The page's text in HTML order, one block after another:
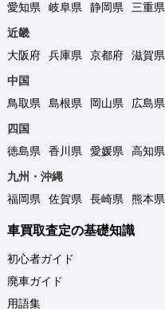
愛知県
岐阜県 静岡県
三重県
近畿
大阪府
兵庫県 京都府 滋賀県
中国
鳥取県
島根県 岡山県 広島県
四国
徳島県
香川県 愛媛県
高知県
九州・沖縄
福岡県
佐賀県 長崎県 熊本県
車買取査定の基礎知識
初心者ガイド
廃車ガイド
用語集